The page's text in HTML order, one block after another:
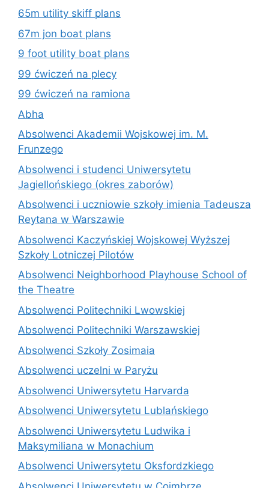
65m utility skiff plans
67m jon boat plans
9 foot utility boat plans
99 ćwiczeń na plecy
99 ćwiczeń na ramiona
Abha
Absolwenci Akademii Wojskowej im. M.
Frunzego
Absolwenci i studenci Uniwersytetu
Jagiellońskiego (okres zaborów)
Absolwenci i uczniowie szkoły imienia Tadeusza
Reytana w Warszawie
Absolwenci Kaczyńskiej Wojskowej Wyższej
Szkoły Lotniczej Pilotów
Absolwenci Neighborhood Playhouse School of
the Theatre
Absolwenci Politechniki Lwowskiej
Absolwenci Politechniki Warszawskiej
Absolwenci Szkoły Zosimaia
Absolwenci uczelni w Paryżu
Absolwenci Uniwersytetu Harvarda
Absolwenci Uniwersytetu Lublańskiego
Absolwenci Uniwersytetu Ludwika i
Maksymiliana w Monachium
Absolwenci Uniwersytetu Oksfordzkiego